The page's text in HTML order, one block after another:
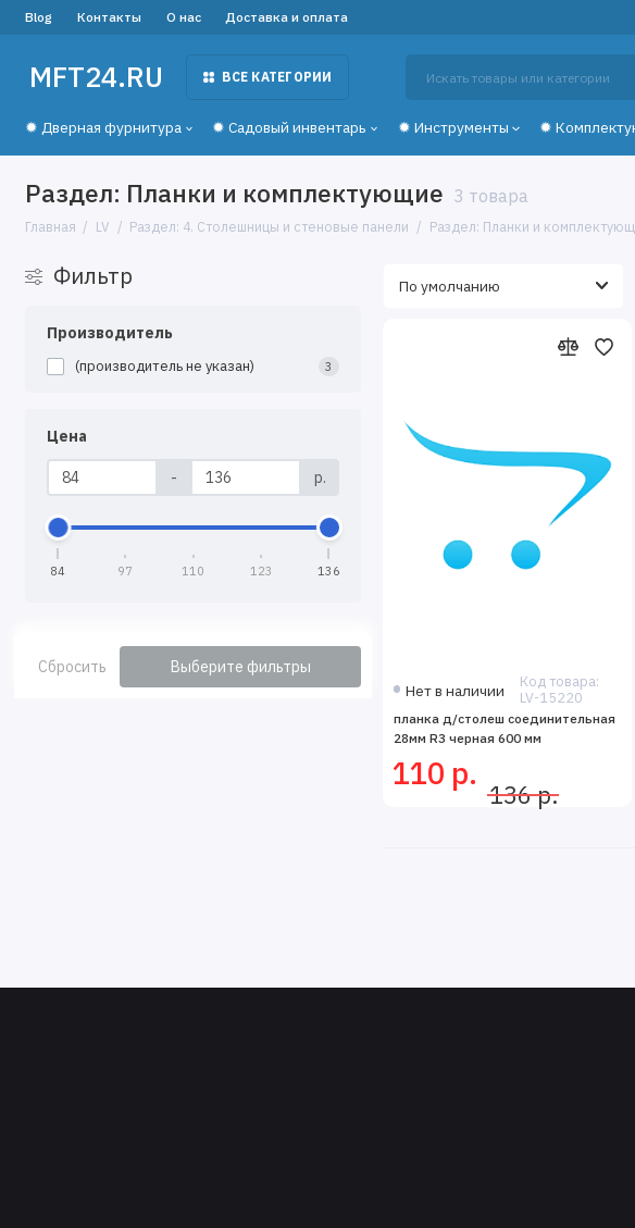
Blog Контакты О нас Доставка и оплата
MFT24.RU ВСЕ КАТЕГОРИИ
✹ Дверная фурнитура ✹ Садовый инвентарь ✹ Инструменты ✹
Раздел: Планки и комплектующие 3 товара
Главная LV Раздел: 4. Столешницы и стеновые панели Раздел: Планки и
Фильтр
Производитель
(производитель не указан) 3
Цена
- р.
84 97 110 123 136
Сбросить
Выберите фильтры
Нет в наличии
Код товара:
LV-15220
планка д/столеш соединительная
28мм R3 черная 600 мм
110 р.
136 р.